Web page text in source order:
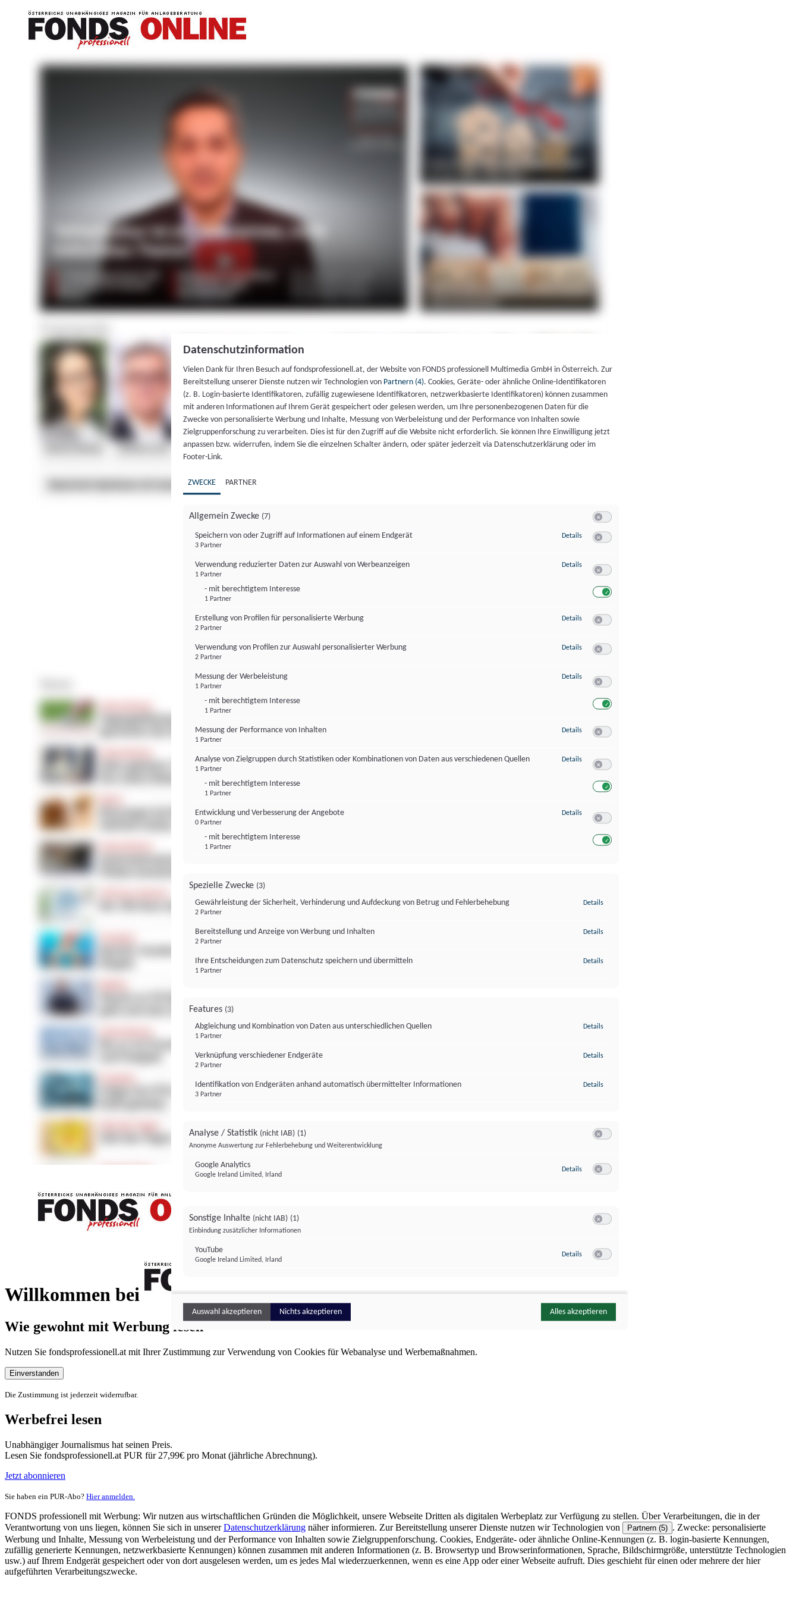
Willkommen bei
FONDS professionell
Wie gewohnt mit Werbung lesen
Nutzen Sie fondsprofessionell.at mit Ihrer Zustimmung zur Verwendung von Cookies für Webanalyse und Werbemaßnahmen.
Einverstanden
Die Zustimmung ist jederzeit widerrufbar.
Werbefrei lesen
Unabhängiger Journalismus hat seinen Preis.
Lesen Sie fondsprofessionell.at PUR für 27,99€ pro Monat (jährliche Abrechnung).
Jetzt abonnieren
Sie haben ein PUR-Abo? Hier anmelden.
FONDS professionell mit Werbung: Wir nutzen aus wirtschaftlichen Gründen die Möglichkeit, unsere Webseite Dritten als digitalen Werbeplatz zur Verfügung zu stellen. Über Verarbeitungen, die in der
Verantwortung von uns liegen, können Sie sich in unsererDatenschutzerklärung näher informieren. Zur Bereitstellung unserer Dienste nutzen wir Technologien von Partnern (5) . Zwecke: personalisierte
Werbung und Inhalte, Messung von Werbeleistung und der Performance von Inhalten sowie Zielgruppenforschung. Cookies, Endgeräte- oder ähnliche Online-Kennungen (z. B. login-basierte Kennungen,
zufällig generierte Kennungen, netzwerkbasierte Kennungen) können zusammen mit anderen Informationen (z. B. Browsertyp und Browserinformationen, Sprache, Bildschirmgröße, unterstützte Technologien
usw.) auf Ihrem Endgerät gespeichert oder von dort ausgelesen werden, um es jedes Mal wiederzuerkennen, wenn es eine App oder einer Webseite aufruft. Dies geschieht für einen oder mehrere der hier
aufgeführten Verarbeitungszwecke.
Datenschutzinformation
Vielen Dank für Ihren Besuch auf fondsprofessionell.at, der Website von FONDS professionell Multimedia GmbH in Österreich. Zur
Bereitstellung unserer Dienste nutzen wir Technologien von Partnern (4). Cookies, Geräte- oder ähnliche Online-Identifikatoren
(z. B. Login-basierte Identifikatoren, zufällig zugewiesene Identifikatoren, netzwerkbasierte Identifikatoren) können zusammen
mit anderen Informationen auf Ihrem Gerät gespeichert oder gelesen werden, um Ihre personenbezogenen Daten für die
Zwecke von personalisierte Werbung und Inhalte, Messung von Werbeleistung und der Performance von Inhalten sowie
Zielgruppenforschung zu verarbeiten. Dies ist für den Zugriff auf die Website nicht erforderlich. Sie können Ihre Einwilligung jetzt
anpassen bzw. widerrufen, indem Sie die einzelnen Schalter ändern, oder später jederzeit via Datenschutzerklärung oder im
Footer-Link.
ZWECKE PARTNER
Allgemein Zwecke (7)
Speichern von oder Zugriff auf Informationen auf einem Endgerät
3 Partner
Details zu Speichern von oder Zugriff auf Informationen auf einem Endgerät
Verwendung reduzierter Daten zur Auswahl von Werbeanzeigen
1 Partner
- mit berechtigtem Interesse
1 Partner
Details zu Verwendung reduzierter Daten zur Auswahl von Werbeanzeigen
Erstellung von Profilen für personalisierte Werbung
2 Partner
Details zu Erstellung von Profilen für personalisierte Werbung
Verwendung von Profilen zur Auswahl personalisierter Werbung
2 Partner
Details zu Verwendung von Profilen zur Auswahl personalisierter Werbung
Messung der Werbeleistung
1 Partner
- mit berechtigtem Interesse
1 Partner
Details zu Messung der Werbeleistung
Messung der Performance von Inhalten
1 Partner
Details zu Messung der Performance von Inhalten
Analyse von Zielgruppen durch Statistiken oder Kombinationen von Daten aus verschiedenen Quellen
1 Partner
- mit berechtigtem Interesse
1 Partner
Details zu Analyse von Zielgruppen durch Statistiken oder Kombinationen von
Entwicklung und Verbesserung der Angebote
0 Partner
- mit berechtigtem Interesse
1 Partner
Details zu Entwicklung und Verbesserung der Angebote
Spezielle Zwecke (3)
Gewährleistung der Sicherheit, Verhinderung und Aufdeckung von Betrug und Fehlerbehebung
2 Partner
Details
Bereitstellung und Anzeige von Werbung und Inhalten
2 Partner
Details
Ihre Entscheidungen zum Datenschutz speichern und übermitteln
1 Partner
Details
Features (3)
Abgleichung und Kombination von Daten aus unterschiedlichen Quellen
1 Partner
Details
Verknüpfung verschiedener Endgeräte
2 Partner
Details
Identifikation von Endgeräten anhand automatisch übermittelter Informationen
3 Partner
Details
Analyse / Statistik (nicht IAB) (1)
Anonyme Auswertung zur Fehlerbehebung und Weiterentwicklung
Google Analytics
Google Ireland Limited, Irland
Details zu Google Analytics
Sonstige Inhalte (nicht IAB) (1)
Einbindung zusätzlicher Informationen
YouTube
Google Ireland Limited, Irland
Details zu YouTube
Auswahl akzeptieren Nichts akzeptieren Alles akzeptieren